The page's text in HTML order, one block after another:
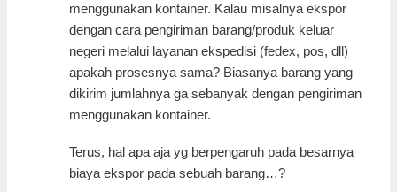
menggunakan kontainer. Kalau misalnya ekspor
dengan cara pengiriman barang/produk keluar
negeri melalui layanan ekspedisi (fedex, pos, dll)
apakah prosesnya sama? Biasanya barang yang
dikirim jumlahnya ga sebanyak dengan pengiriman
menggunakan kontainer.
Terus, hal apa aja yg berpengaruh pada besarnya
biaya ekspor pada sebuah barang…?